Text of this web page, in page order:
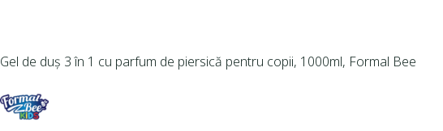
Gel de duș 3 în 1 cu parfum de piersică pentru copii, 1000ml, Formal Bee